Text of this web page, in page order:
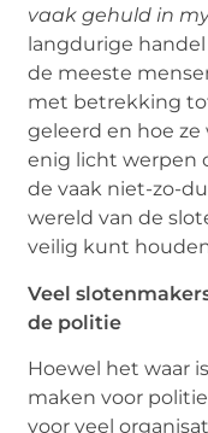
vaak gehuld in
langdurige
de meeste
met betrekking
geleerd en hoe
enig licht werpen
de vaak niet-zo-
wereld van de
veilig kunt
Veel
de politie
Hoewel het waar
maken voor
voor veel